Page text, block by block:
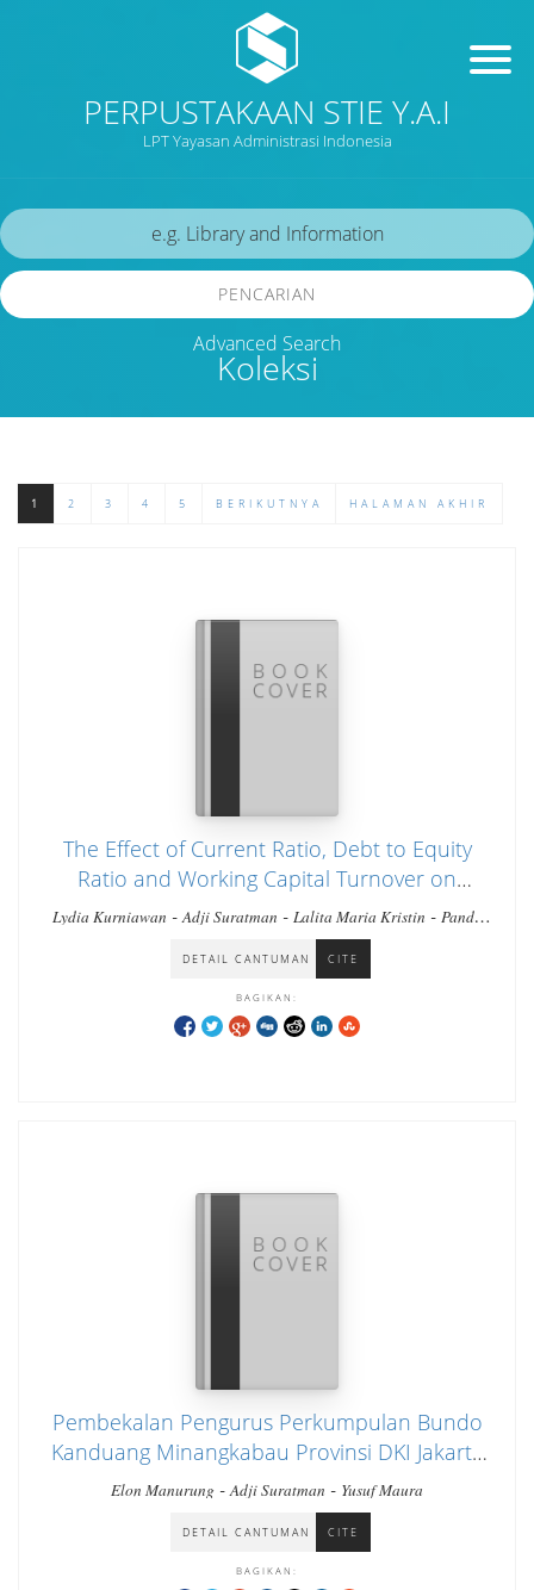
PERPUSTAKAAN STIE Y.A.I
LPT Yayasan Administrasi Indonesia
Koleksi
PENCARIAN
Advanced Search
1 2 3 4 5 BERIKUTNYA HALAMAN AKHIR
The Effect of Current Ratio, Debt to Equity
Ratio and Working Capital Turnover on
Profitability in Food and Beverage Companies
Listed on the Indonesia Stock Exchange (Idx)
Period 2019 – 2021
Lydia Kurniawan -Adji Suratman - Lalita Maria Kristin - Pandu
DETAIL CANTUMAN CITE
BAGIKAN:
Pembekalan Pengurus Perkumpulan Bundo
Kanduang Minangkabau Provinsi DKI Jakarta
dalam menyusun laporan keuangan
organisasi dan laporan keuangan UMKM
Elon Manurung - Adji Suratman - Yusuf Maura
DETAIL CANTUMAN CITE
BAGIKAN: